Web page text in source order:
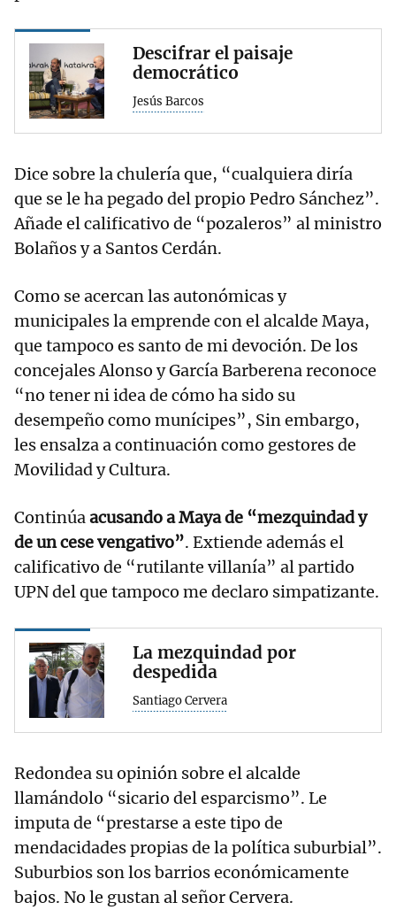
Descifrar el paisaje
democrático
Jesús Barcos
Dice sobre la chulería que, “cualquiera diría
que se le ha pegado del propio Pedro Sánchez”.
Añade el calificativo de “pozaleros” al ministro
Bolaños y a Santos Cerdán.
Como se acercan las autonómicas y
municipales la emprende con el alcalde Maya,
que tampoco es santo de mi devoción. De los
concejales Alonso y García Barberena reconoce
“no tener ni idea de cómo ha sido su
desempeño como munícipes”, Sin embargo,
les ensalza a continuación como gestores de
Movilidad y Cultura.
Continúaacusando a Maya de “mezquindad y
de un cese vengativo”. Extiende además el
calificativo de “rutilante villanía” al partido
UPN del que tampoco me declaro simpatizante.
La mezquindad por
despedida
Santiago Cervera
Redondea su opinión sobre el alcalde
llamándolo “sicario del esparcismo”. Le
imputa de “prestarse a este tipo de
mendacidades propias de la política suburbial”.
Suburbios son los barrios económicamente
bajos. No le gustan al señor Cervera.